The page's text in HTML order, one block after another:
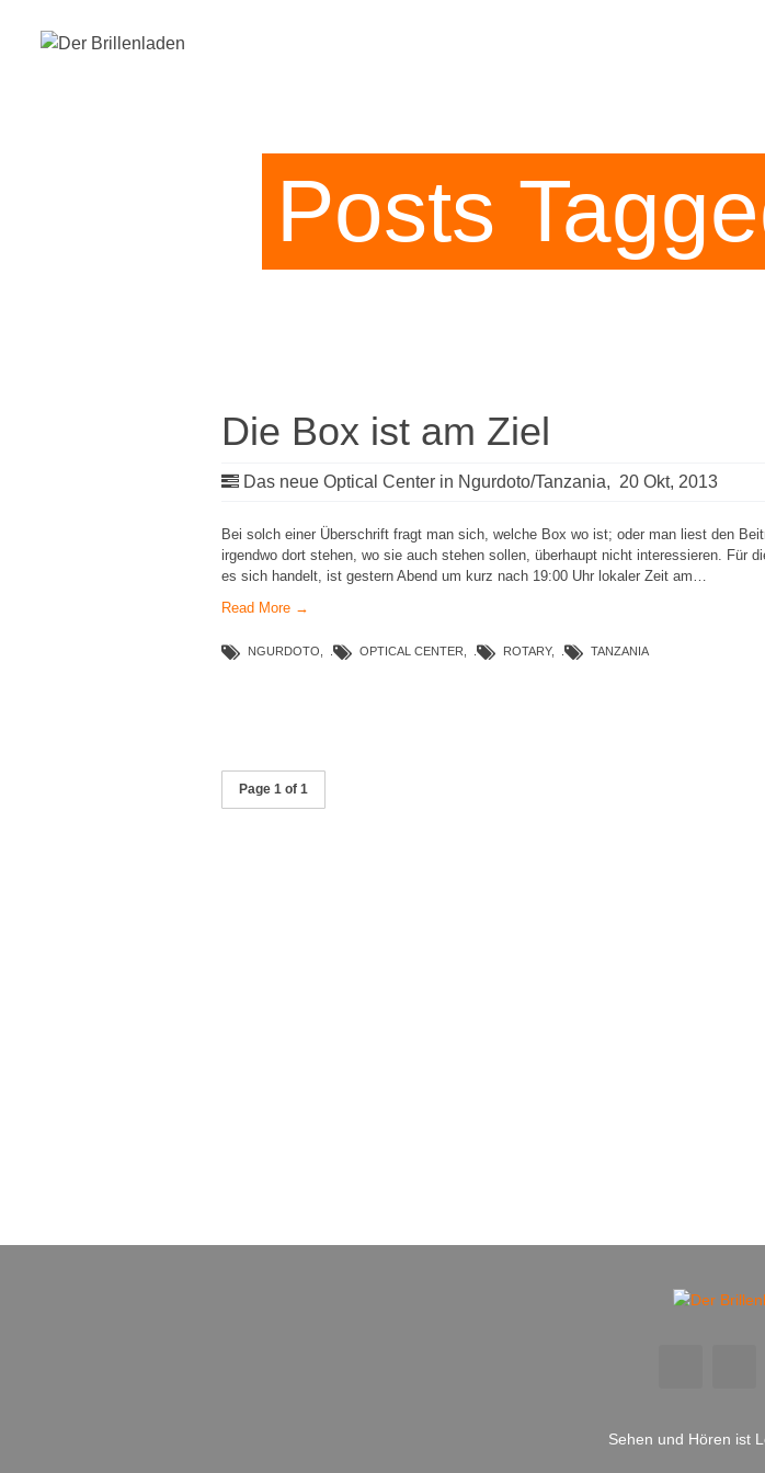
Posts
Die Box ist am Ziel
Das neue Optical Center in Ngurdoto/Tanzania, 20 Okt, 2013
Bei solch einer Überschrift fragt man sich, welche Box wo ist; oder man liest den
irgendwo dort stehen, wo sie auch stehen sollen, überhaupt nicht interessieren. Für
es sich handelt, ist gestern Abend um kurz nach 19:00 Uhr lokaler Zeit am…
Read More →
NGURDOTO OPTICAL CENTER ROTARY, TANZANIA
Page 1 of 1
Sehen und Hören ist